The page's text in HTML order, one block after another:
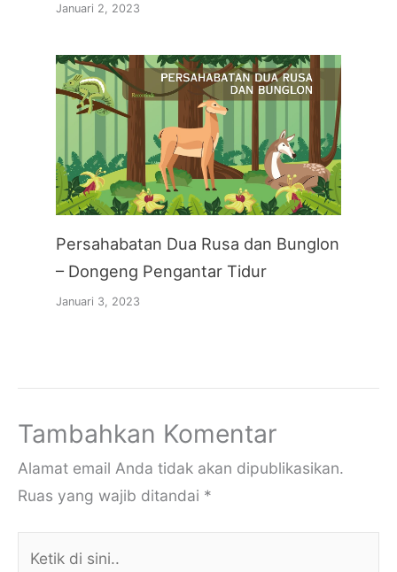
Januari 2, 2023
Persahabatan Dua Rusa dan Bunglon
– Dongeng Pengantar Tidur
Januari 3, 2023
Tambahkan Komentar
Alamat email Anda tidak akan dipublikasikan.
Ruas yang wajib ditandai *